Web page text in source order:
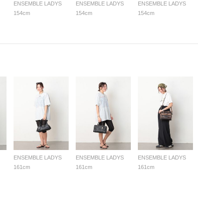
ENSEMBLE LADYS
154cm
ENSEMBLE LADYS
154cm
ENSEMBLE LADYS
154cm
ENSEMBLE LADYS
161cm
ENSEMBLE LADYS
161cm
ENSEMBLE LADYS
161cm